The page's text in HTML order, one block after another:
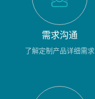
需求沟通
了解定制产品详细需求